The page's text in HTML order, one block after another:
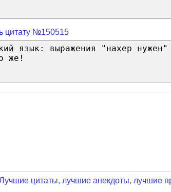
цитату №150515
язык: выражения "нахер
же!
цитаты, лучшие анекдоты, лучшие